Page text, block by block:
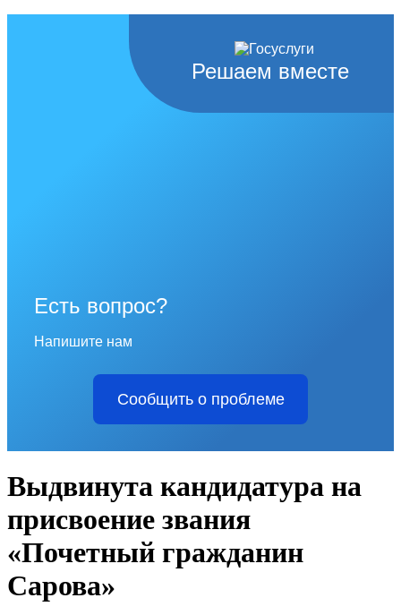
Решаем вместе
Есть вопрос?
Напишите нам
Сообщить о проблеме
Выдвинута кандидатура на
присвоение звания
«Почетный гражданин
Сарова»